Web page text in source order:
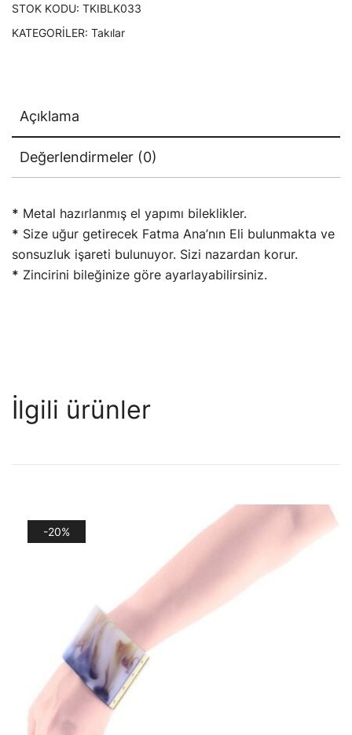
STOK KODU: TKIBLK033
KATEGORILER: Takılar
Açıklama
Değerlendirmeler (0)
* Metal hazırlanmış el yapımı bileklikler.
* Size uğur getirecek Fatma Ana’nın Eli bulunmakta ve
sonsuzluk işareti bulunuyor. Sizi nazardan korur.
* Zincirini bileğinize göre ayarlayabilirsiniz.
İlgili ürünler
-20%